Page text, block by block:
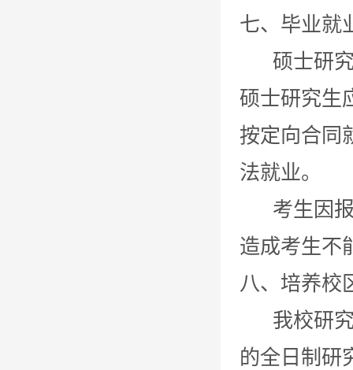
七、毕业就
硕士研究
硕士研究生
按定向合同
法就业。
考生因报
造成考生不
八、培养校
我校研究
的全日制研